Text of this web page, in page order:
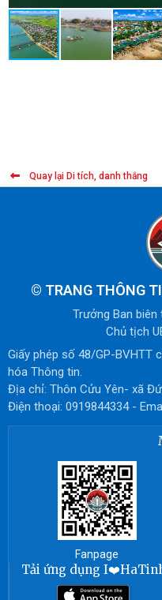
Quay lại Di tích, danh thắng
© TRANG THÔNG
Trưởng Ban biên
Chủ tịch
Giấy phép số 48/GP-BVHTT
hóa Thông tin.
Địa chỉ: Thôn Cửu Yên- xã
Điện thoại: 0919844334 -
Fanpage
Tải ứng dụng